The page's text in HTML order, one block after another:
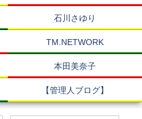
石川さゆり
TM.NETWORK
本田美奈子
【管理人ブログ】